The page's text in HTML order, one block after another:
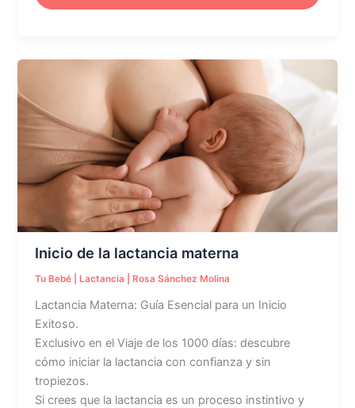
Inicio de la lactancia materna
Tu Bebé Lactancia Rosa Sánchez Molina
Lactancia Materna: Guía Esencial para un Inicio
Exitoso.
Exclusivo en el Viaje de los 1000 días: descubre
cómo iniciar la lactancia con confianza y sin
tropiezos.
Si crees que la lactancia es un proceso instintivo y
lactancia
materna